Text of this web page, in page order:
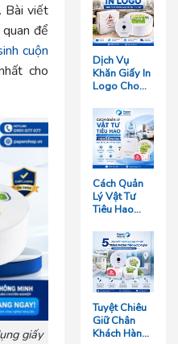
Bài viết
để
cuộn
cho
giấy
Hơn?
Dịch Vụ
Khăn Giấy In
Logo Cho
Giá Rẻ Tại
TP.HCM
Cách Quản
Lý Vật Tư
Tiêu Hao
Sạn Quy Mô
Trên 50
Phòng Giúp
Tối Ưu Chi
Phí Vận
Hành
Tuyệt Chiêu
Giữ Chân
Khách Hàng: